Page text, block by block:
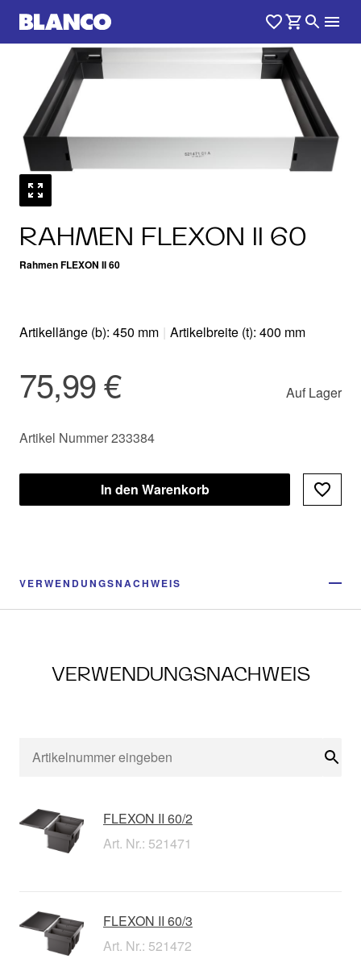
RAHMEN FLEXON II 60
Rahmen FLEXON II 60
Artikellänge (b): 450 mm | Artikelbreite (t): 400 mm
75,99 € Auf Lager
Artikel Nummer 233384
In den Warenkorb
VERWENDUNGSNACHWEIS
VERWENDUNGSNACHWEIS
FLEXON II 60/2
Art. Nr.: 521471
FLEXON II 60/3
Art. Nr.: 521472